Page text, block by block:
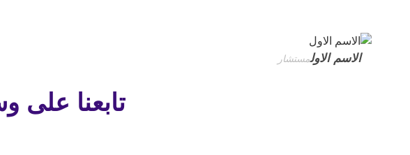
الاسم الاولمستشار
تابعنا على